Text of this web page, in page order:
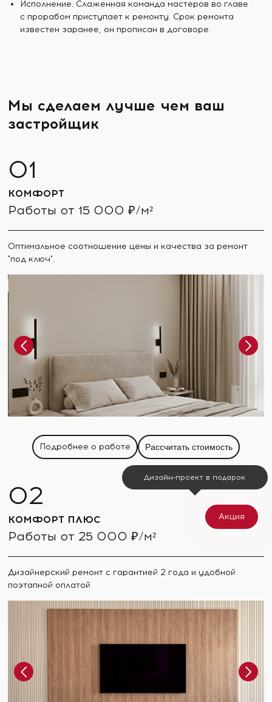
Исполнение. Слаженная команда мастеров во главе
с прорабом приступает к ремонту. Срок ремонта
известен заранее, он прописан в договоре.
Мы сделаем лучше чем ваш
застройщик
КОМФОРТ
Работы от 15 000 ₽/м²
Оптимальное соотношение цены и качества за ремонт
"под ключ".
Подробнее о работе Рассчитать стоимость
КОМФОРТ ПЛЮС
Работы от 25 000 ₽/м²
Дизайнерский ремонт с гарантией 2 года и удобной
поэтапной оплатой
Акция
Дизайн-проект в подарок